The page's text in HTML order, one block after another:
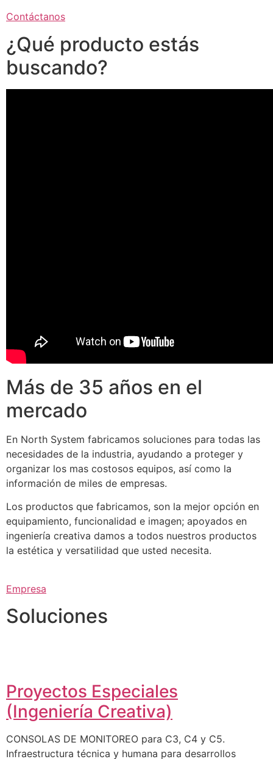
Contáctanos
¿Qué producto estás
buscando?
Más de 35 años en el
mercado
En North System fabricamos soluciones para todas las
necesidades de la industria, ayudando a proteger y
organizar los mas costosos equipos, así como la
información de miles de empresas.
Los productos que fabricamos, son la mejor opción en
equipamiento, funcionalidad e imagen; apoyados en
ingeniería creativa damos a todos nuestros productos
la estética y versatilidad que usted necesita.
Empresa
Soluciones
Proyectos Especiales
(Ingeniería Creativa)
CONSOLAS DE MONITOREO para C3, C4 y C5.
Infraestructura técnica y humana para desarrollos